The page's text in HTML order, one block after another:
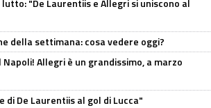
"De Laurentiis e Allegri si uniscono al
della settimana: cosa vedere oggi?
Allegri è un grandissimo, a marzo
di De Laurentiis al gol di Lucca"